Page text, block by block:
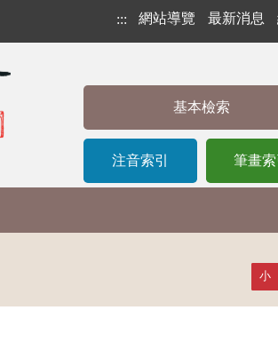
::: 網站導覽 最新消息
基本檢索
注音索引 筆畫索
小